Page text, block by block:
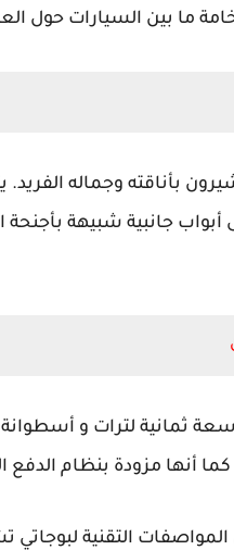
ما بين السيارات حول
بأناقته وجماله
أبواب جانبية شبيهة
التقنية لبوجاتي